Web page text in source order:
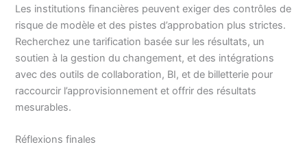
Les institutions financières peuvent exiger des contrôles de
risque de modèle et des pistes d’approbation plus strictes.
Recherchez une tarification basée sur les résultats, un
soutien à la gestion du changement, et des intégrations
avec des outils de collaboration, BI, et de billetterie pour
raccourcir l’approvisionnement et offrir des résultats
mesurables.
Réflexions finales